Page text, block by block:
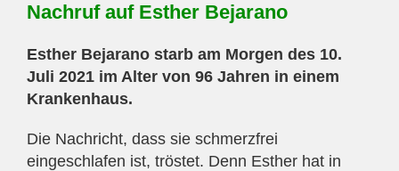
Nachruf auf Esther Bejarano
Esther Bejarano starb am Morgen des 10.
Juli 2021 im Alter von 96 Jahren in einem
Krankenhaus.
Die Nachricht, dass sie schmerzfrei
eingeschlafen ist, tröstet. Denn Esther hat in